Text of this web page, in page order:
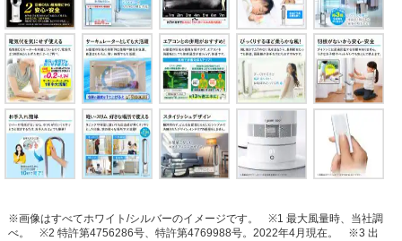
※画像はすべてホワイト/シルバーのイメージです。
※1 最大風量時、当社調
べ。
※2 特許第4756286号、特許第4769988号。2022年4月現在。
※3 出